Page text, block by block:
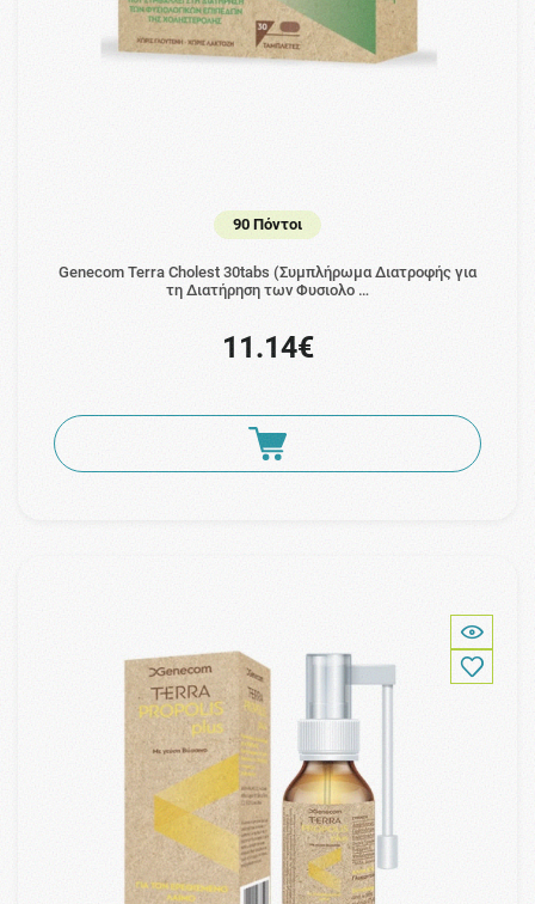
90 Πόντοι
Genecom Terra Cholest 30tabs (Συμπλήρωμα Διατροφής για
τη Διατήρηση των Φυσιολο …
11.14€